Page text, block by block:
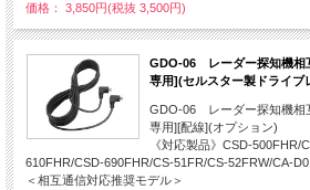
価格： 3,850円(税抜 3,500円)
GDO-06 レーダー探知機相
専用](セルスター製ドライブ
GDO-06 レーダー探知機相
専用][配線](オプション)
《対応製品》CSD-500FHR/
610FHR/CSD-690FHR/CS-51FR/CS-52FRW/CA-
＜相互通信対応推奨モデル＞